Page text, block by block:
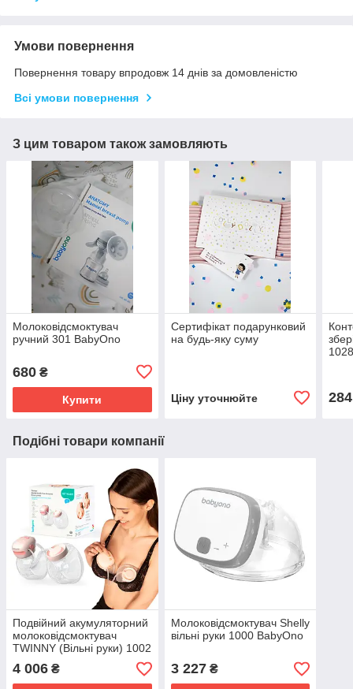
Умови повернення
Повернення товару впродовж 14 днів за домовленістю
Всі умови повернення
З цим товаром також замовляють
Молоковідсмоктувач
ручний 301 BabyOno
680 ₴
Купити
Сертифікат подарунковий
на будь-яку суму
Ціну уточнюйте 284
Подібні товари компанії
Подвійний акумуляторний
молоковідсмоктувач
TWINNY (Вільні руки) 1002
BabyOno
4 006 ₴
Молоковідсмоктувач Shelly
вільні руки 1000 BabyOno
3 227₴